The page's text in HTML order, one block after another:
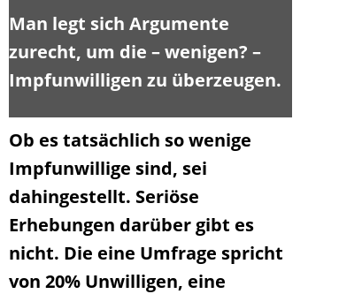
Man legt sich Argumente
zurecht, um die – wenigen? –
Impfunwilligen zu überzeugen.
Ob es tatsächlich so wenige
Impfunwillige sind, sei
dahingestellt. Seriöse
Erhebungen darüber gibt es
nicht. Die eine Umfrage spricht
von 20% Unwilligen, eine